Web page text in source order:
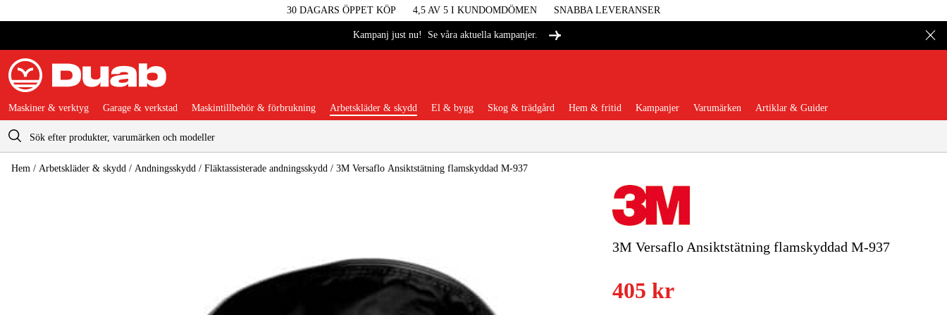
30 DAGARS ÖPPET KÖP 4,5 AV 5 I KUNDOMDÖMEN SNABBA LEVERANSER
Kampanj just nu! Se våra aktuella kampanjer.
Varukorg Populära kategorier
Maskiner & Verktyg Garage & Verkstad
Maskiner & verktyg Garage & verkstad Maskintillbehör & förbrukning Arbetskläder & skydd El & bygg Skog & trädgård Hem & fritid Kampanjer Varumärken Artiklar & Guider
Hem / Arbetskläder & skydd / Andningsskydd / Fläktassisterade andningsskydd / 3M Versaflo Ansiktstätning flamskyddad M-937
3M Versaflo Ansiktstätning flamskyddad M-937
405 kr